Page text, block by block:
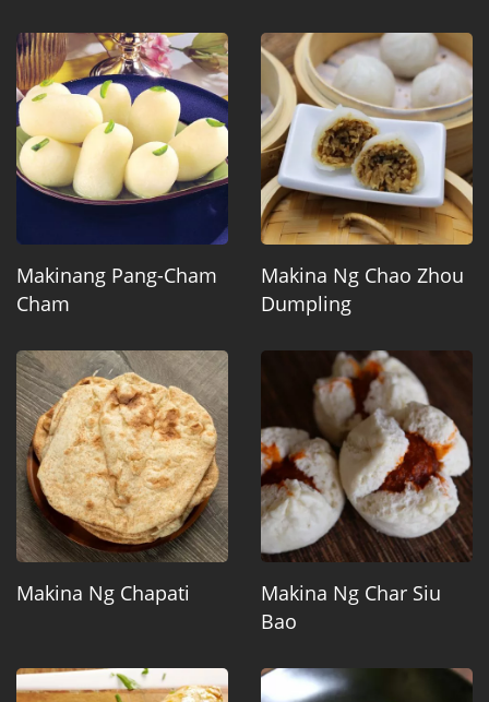
Makinang Pang-Cham
Cham
Makina Ng Chao Zhou
Dumpling
Makina Ng Chapati
Makina Ng Char Siu
Bao